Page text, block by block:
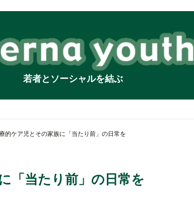
若者とソーシャルを結ぶ
的ケア児とその家族に「当たり前」の日常を
「当たり前」の日常を